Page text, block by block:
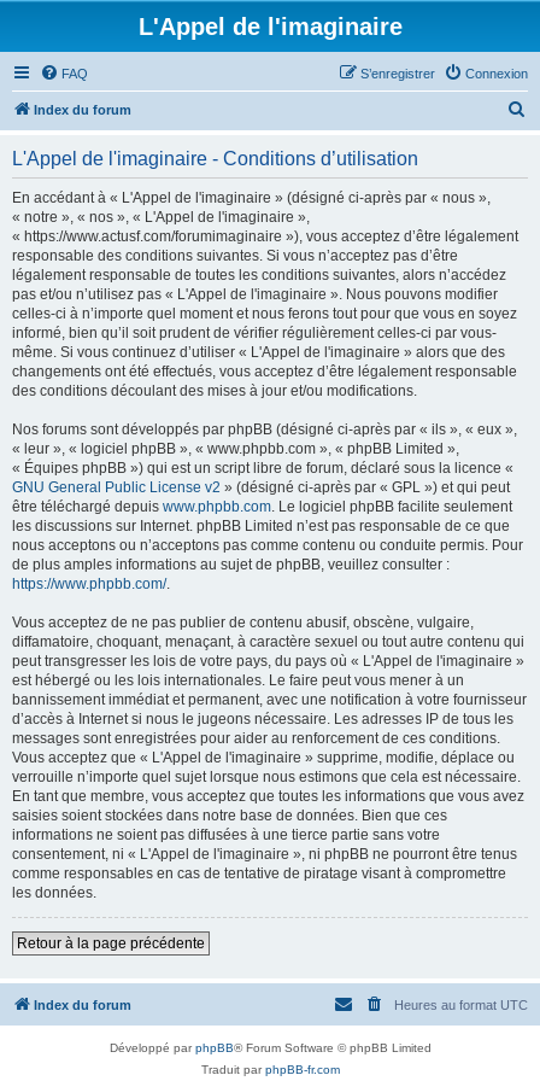
L'Appel de l'imaginaire
FAQ Connexion
S’enregistrer
Index du forum
L'Appel de l'imaginaire - Conditions d’utilisation
En accédant à « L'Appel de l'imaginaire » (désigné ci-après par « nous »,
« notre », « nos », « L'Appel de l'imaginaire »,
« https://www.actusf.com/forumimaginaire »), vous acceptez d’être légalement
responsable des conditions suivantes. Si vous n’acceptez pas d’être
légalement responsable de toutes les conditions suivantes, alors n’accédez
pas et/ou n’utilisez pas « L'Appel de l'imaginaire ». Nous pouvons modifier
celles-ci à n’importe quel moment et nous ferons tout pour que vous en soyez
informé, bien qu’il soit prudent de vérifier régulièrement celles-ci par vous-
même. Si vous continuez d’utiliser « L'Appel de l'imaginaire » alors que des
changements ont été effectués, vous acceptez d’être légalement responsable
des conditions découlant des mises à jour et/ou modifications.
Nos forums sont développés par phpBB (désigné ci-après par « ils », « eux »,
« leur », « logiciel phpBB », « www.phpbb.com », « phpBB Limited »,
« Équipes phpBB ») qui est un script libre de forum, déclaré sous la licence «
GNU General Public License v2 » (désigné ci-après par « GPL ») et qui peut
être téléchargé depuis www.phpbb.com. Le logiciel phpBB facilite seulement
les discussions sur Internet. phpBB Limited n’est pas responsable de ce que
nous acceptons ou n’acceptons pas comme contenu ou conduite permis. Pour
de plus amples informations au sujet de phpBB, veuillez consulter :
https://www.phpbb.com/.
Vous acceptez de ne pas publier de contenu abusif, obscène, vulgaire,
diffamatoire, choquant, menaçant, à caractère sexuel ou tout autre contenu qui
peut transgresser les lois de votre pays, du pays où « L'Appel de l'imaginaire »
est hébergé ou les lois internationales. Le faire peut vous mener à un
bannissement immédiat et permanent, avec une notification à votre fournisseur
d’accès à Internet si nous le jugeons nécessaire. Les adresses IP de tous les
messages sont enregistrées pour aider au renforcement de ces conditions.
Vous acceptez que « L'Appel de l'imaginaire » supprime, modifie, déplace ou
verrouille n’importe quel sujet lorsque nous estimons que cela est nécessaire.
En tant que membre, vous acceptez que toutes les informations que vous avez
saisies soient stockées dans notre base de données. Bien que ces
informations ne soient pas diffusées à une tierce partie sans votre
consentement, ni « L'Appel de l'imaginaire », ni phpBB ne pourront être tenus
comme responsables en cas de tentative de piratage visant à compromettre
les données.
Retour à la page précédente
Index du forum Heures au format UTC
Développé parphpBB® Forum Software © phpBB Limited
Traduit parphpBB-fr.com